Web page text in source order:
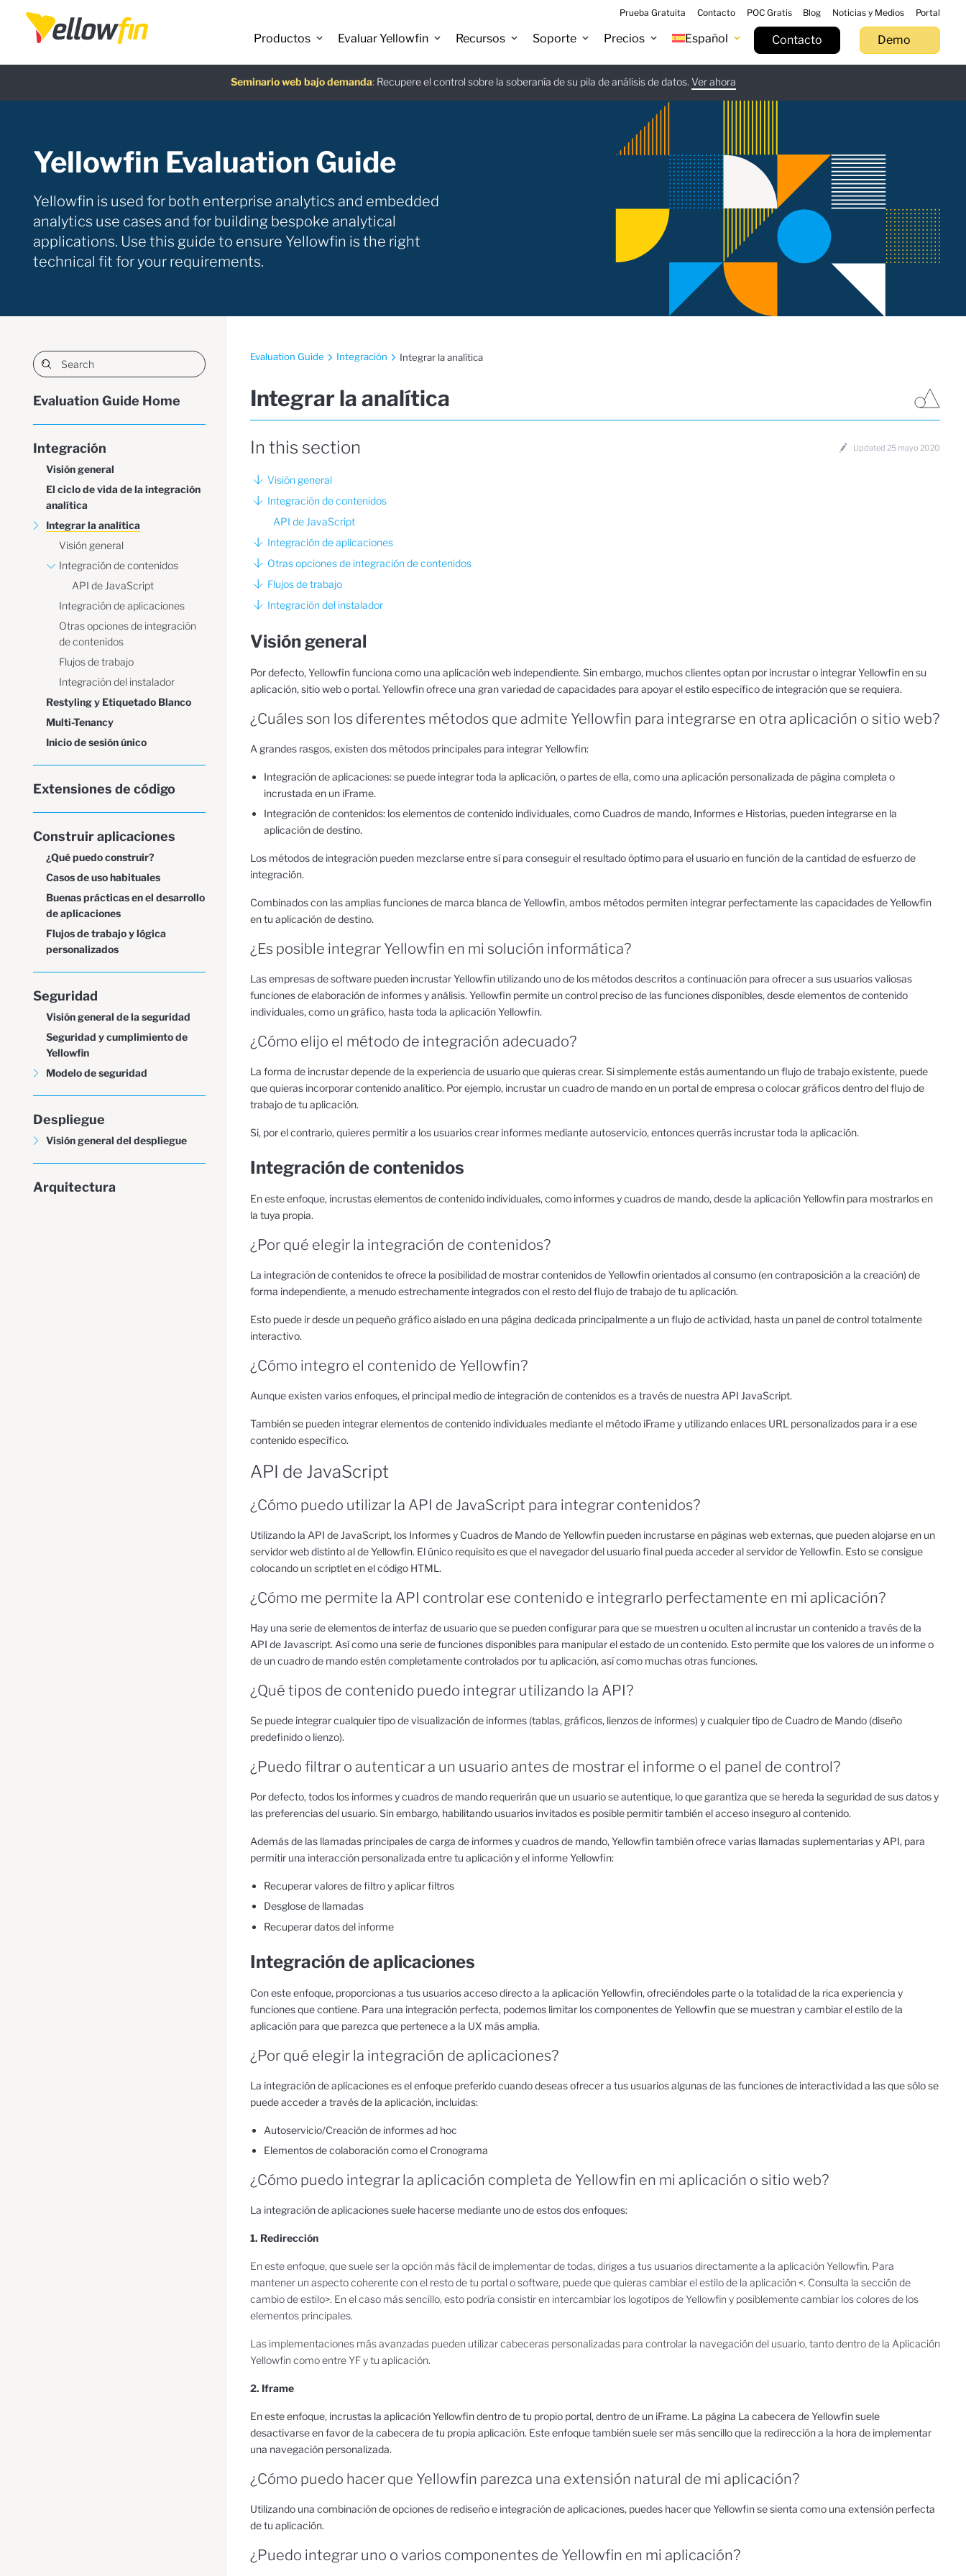
Productos Evaluar Yellowfin Recursos Soporte Precios Español Contacto Demo
Prueba Gratuita Contacto POC Gratis Blog Noticias y Medios Portal
Seminario web bajo demanda: Recupere el control sobre la soberanía de su pila de análisis de datos. Ver ahora
Última versión Más información
Guía gratuita: Descargar ahora
Asistentes de chatbot con IA: Pruébalo ahora
Yellowfin Evaluation Guide
Yellowfin is used for both enterprise analytics and embedded
analytics use cases and for building bespoke analytical
applications. Use this guide to ensure Yellowfin is the right
technical fit for your requirements.
Evaluation Guide Home
Integración
Visión general
El ciclo de vida de la integración
analítica
Integrar la analítica
Visión general
Integración de contenidos
API de JavaScript
Integración de aplicaciones
Otras opciones de integración
de contenidos
Flujos de trabajo
Integración del instalador
Restyling y Etiquetado Blanco
Multi-Tenancy
Inicio de sesión único
Extensiones de código
Construir aplicaciones
¿Qué puedo construir?
Casos de uso habituales
Buenas prácticas en el desarrollo
de aplicaciones
Flujos de trabajo y lógica
personalizados
Seguridad
Visión general de la seguridad
Seguridad y cumplimiento de
Yellowfin
Modelo de seguridad
Despliegue
Visión general del despliegue
Arquitectura
Evaluation Guide Integración Integrar la analítica
Integrar la analítica
In this section Updated 25 mayo 2020
Visión general
Integración de contenidos
API de JavaScript
Integración de aplicaciones
Otras opciones de integración de contenidos
Flujos de trabajo
Integración del instalador
Visión general
Por defecto, Yellowfin funciona como una aplicación web independiente. Sin embargo, muchos clientes optan por incrustar o integrar Yellowfin en su
aplicación, sitio web o portal. Yellowfin ofrece una gran variedad de capacidades para apoyar el estilo específico de integración que se requiera.
¿Cuáles son los diferentes métodos que admite Yellowfin para integrarse en otra aplicación o sitio web?
A grandes rasgos, existen dos métodos principales para integrar Yellowfin:
Integración de aplicaciones: se puede integrar toda la aplicación, o partes de ella, como una aplicación personalizada de página completa o
incrustada en un iFrame.
Integración de contenidos: los elementos de contenido individuales, como Cuadros de mando, Informes e Historias, pueden integrarse en la
aplicación de destino.
Los métodos de integración pueden mezclarse entre sí para conseguir el resultado óptimo para el usuario en función de la cantidad de esfuerzo de
integración.
Combinados con las amplias funciones de marca blanca de Yellowfin, ambos métodos permiten integrar perfectamente las capacidades de Yellowfin
en tu aplicación de destino.
¿Es posible integrar Yellowfin en mi solución informática?
Las empresas de software pueden incrustar Yellowfin utilizando uno de los métodos descritos a continuación para ofrecer a sus usuarios valiosas
funciones de elaboración de informes y análisis. Yellowfin permite un control preciso de las funciones disponibles, desde elementos de contenido
individuales, como un gráfico, hasta toda la aplicación Yellowfin.
¿Cómo elijo el método de integración adecuado?
La forma de incrustar depende de la experiencia de usuario que quieras crear. Si simplemente estás aumentando un flujo de trabajo existente, puede
que quieras incorporar contenido analítico. Por ejemplo, incrustar un cuadro de mando en un portal de empresa o colocar gráficos dentro del flujo de
trabajo de tu aplicación.
Si, por el contrario, quieres permitir a los usuarios crear informes mediante autoservicio, entonces querrás incrustar toda la aplicación.
Integración de contenidos
En este enfoque, incrustas elementos de contenido individuales, como informes y cuadros de mando, desde la aplicación Yellowfin para mostrarlos en
la tuya propia.
¿Por qué elegir la integración de contenidos?
La integración de contenidos te ofrece la posibilidad de mostrar contenidos de Yellowfin orientados al consumo (en contraposición a la creación) de
forma independiente, a menudo estrechamente integrados con el resto del flujo de trabajo de tu aplicación.
Esto puede ir desde un pequeño gráfico aislado en una página dedicada principalmente a un flujo de actividad, hasta un panel de control totalmente
interactivo.
¿Cómo integro el contenido de Yellowfin?
Aunque existen varios enfoques, el principal medio de integración de contenidos es a través de nuestra API JavaScript.
También se pueden integrar elementos de contenido individuales mediante el método iFrame y utilizando enlaces URL personalizados para ir a ese
contenido específico.
API de JavaScript
¿Cómo puedo utilizar la API de JavaScript para integrar contenidos?
Utilizando la API de JavaScript, los Informes y Cuadros de Mando de Yellowfin pueden incrustarse en páginas web externas, que pueden alojarse en un
servidor web distinto al de Yellowfin. El único requisito es que el navegador del usuario final pueda acceder al servidor de Yellowfin. Esto se consigue
colocando un scriptlet en el código HTML.
¿Cómo me permite la API controlar ese contenido e integrarlo perfectamente en mi aplicación?
Hay una serie de elementos de interfaz de usuario que se pueden configurar para que se muestren u oculten al incrustar un contenido a través de la
API de Javascript. Así como una serie de funciones disponibles para manipular el estado de un contenido. Esto permite que los valores de un informe o
de un cuadro de mando estén completamente controlados por tu aplicación, así como muchas otras funciones.
¿Qué tipos de contenido puedo integrar utilizando la API?
Se puede integrar cualquier tipo de visualización de informes (tablas, gráficos, lienzos de informes) y cualquier tipo de Cuadro de Mando (diseño
predefinido o lienzo).
¿Puedo filtrar o autenticar a un usuario antes de mostrar el informe o el panel de control?
Por defecto, todos los informes y cuadros de mando requerirán que un usuario se autentique, lo que garantiza que se hereda la seguridad de sus datos y
las preferencias del usuario. Sin embargo, habilitando usuarios invitados es posible permitir también el acceso inseguro al contenido.
Además de las llamadas principales de carga de informes y cuadros de mando, Yellowfin también ofrece varias llamadas suplementarias y API, para
permitir una interacción personalizada entre tu aplicación y el informe Yellowfin:
Recuperar valores de filtro y aplicar filtros
Desglose de llamadas
Recuperar datos del informe
Integración de aplicaciones
Con este enfoque, proporcionas a tus usuarios acceso directo a la aplicación Yellowfin, ofreciéndoles parte o la totalidad de la rica experiencia y
funciones que contiene. Para una integración perfecta, podemos limitar los componentes de Yellowfin que se muestran y cambiar el estilo de la
aplicación para que parezca que pertenece a la UX más amplia.
¿Por qué elegir la integración de aplicaciones?
La integración de aplicaciones es el enfoque preferido cuando deseas ofrecer a tus usuarios algunas de las funciones de interactividad a las que sólo se
puede acceder a través de la aplicación, incluidas:
Autoservicio/Creación de informes ad hoc
Elementos de colaboración como el Cronograma
¿Cómo puedo integrar la aplicación completa de Yellowfin en mi aplicación o sitio web?
La integración de aplicaciones suele hacerse mediante uno de estos dos enfoques:
1. Redirección
En este enfoque, que suele ser la opción más fácil de implementar de todas, diriges a tus usuarios directamente a la aplicación Yellowfin. Para
mantener un aspecto coherente con el resto de tu portal o software, puede que quieras cambiar el estilo de la aplicación <. Consulta la sección de
cambio de estilo>. En el caso más sencillo, esto podría consistir en intercambiar los logotipos de Yellowfin y posiblemente cambiar los colores de los
elementos principales.
Las implementaciones más avanzadas pueden utilizar cabeceras personalizadas para controlar la navegación del usuario, tanto dentro de la Aplicación
Yellowfin como entre YF y tu aplicación.
2. Iframe
En este enfoque, incrustas la aplicación Yellowfin dentro de tu propio portal, dentro de un iFrame. La página La cabecera de Yellowfin suele
desactivarse en favor de la cabecera de tu propia aplicación. Este enfoque también suele ser más sencillo que la redirección a la hora de implementar
una navegación personalizada.
¿Cómo puedo hacer que Yellowfin parezca una extensión natural de mi aplicación?
Utilizando una combinación de opciones de rediseño e integración de aplicaciones, puedes hacer que Yellowfin se sienta como una extensión perfecta
de tu aplicación.
¿Puedo integrar uno o varios componentes de Yellowfin en mi aplicación?